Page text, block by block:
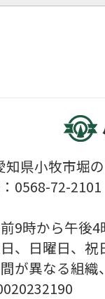
知県小牧市堀
0568-72-
9時から午
、日曜日、祝
間が異なる組